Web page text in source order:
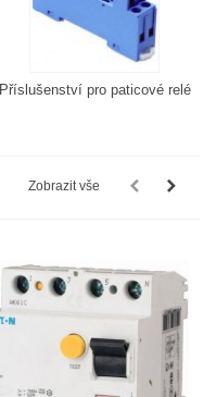
Příslušenství pro paticové relé
Zobrazit vše